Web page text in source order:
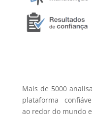
Mais de 5000
plataforma
ao redor do mundo